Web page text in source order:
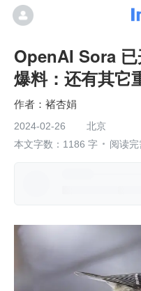
OpenAI Sora
爆料：还有其它
褚杏娟
2024-02-26
北京
本文字数：1186 字
阅读